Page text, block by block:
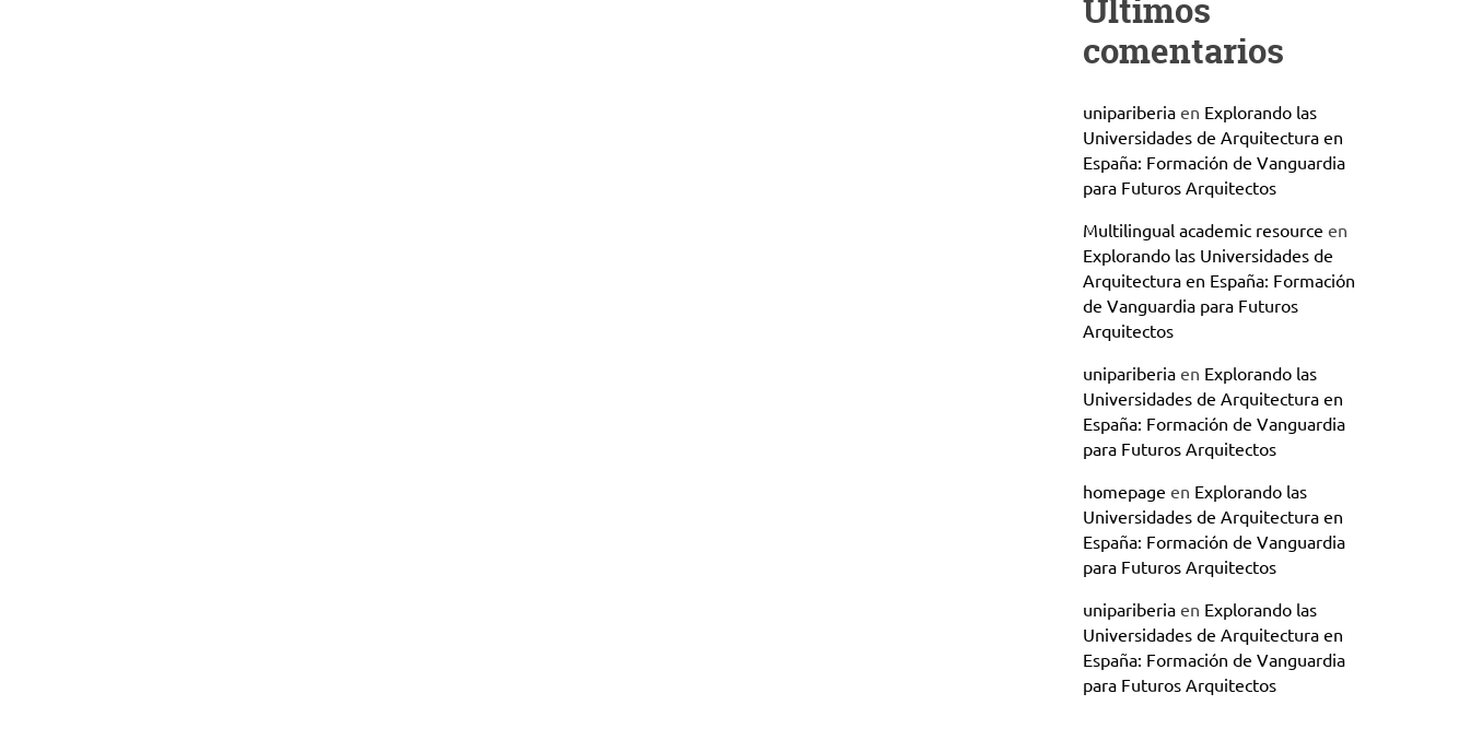
Últimos
comentarios
unipariberiaen Explorando las
Universidades de Arquitectura en
España: Formación de Vanguardia
para Futuros Arquitectos
Multilingual academic resource en
Explorando las Universidades de
Arquitectura en España: Formación
de Vanguardia para Futuros
Arquitectos
unipariberiaen Explorando las
Universidades de Arquitectura en
España: Formación de Vanguardia
para Futuros Arquitectos
homepage en Explorando las
Universidades de Arquitectura en
España: Formación de Vanguardia
para Futuros Arquitectos
unipariberiaen Explorando las
Universidades de Arquitectura en
España: Formación de Vanguardia
para Futuros Arquitectos